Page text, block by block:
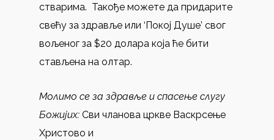
стварима. Такође можете да придарите
свећу за здравље или ‘Покој Душе’ свог
вољеног за $20 долара која ће бити
стављена на олтар.
Молимо се за здравље и спасење слугу
Божијих: Сви чланова цркве Васкрсење
Христово и